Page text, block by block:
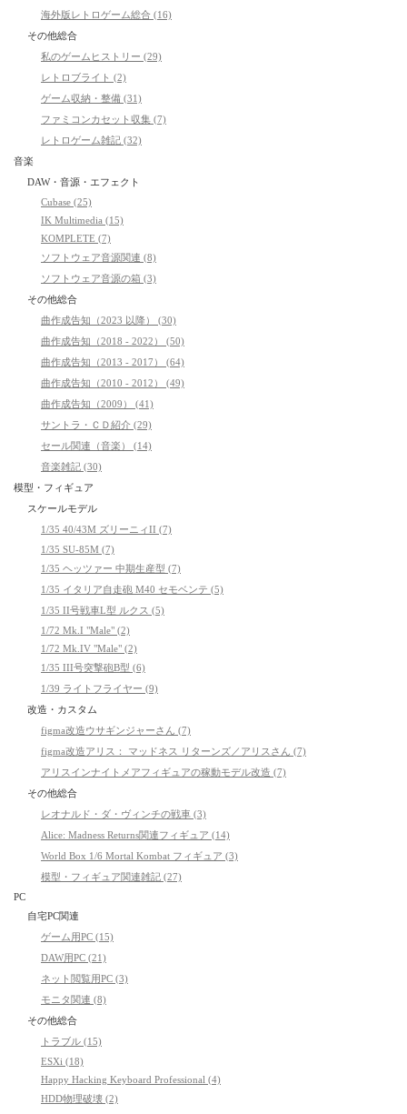
海外版レトロゲーム総合 (16)
その他総合
私のゲームヒストリー (29)
レトロブライト (2)
ゲーム収納・整備 (31)
ファミコンカセット収集 (7)
レトロゲーム雑記 (32)
音楽
DAW・音源・エフェクト
Cubase (25)
IK Multimedia (15)
KOMPLETE (7)
ソフトウェア音源関連 (8)
ソフトウェア音源の箱 (3)
その他総合
曲作成告知（2023 以降） (30)
曲作成告知（2018 - 2022） (50)
曲作成告知（2013 - 2017） (64)
曲作成告知（2010 - 2012） (49)
曲作成告知（2009） (41)
サントラ・ＣＤ紹介 (29)
セール関連（音楽） (14)
音楽雑記 (30)
模型・フィギュア
スケールモデル
1/35 40/43M ズリーニィII (7)
1/35 SU-85M (7)
1/35 ヘッツァー 中期生産型 (7)
1/35 イタリア自走砲 M40 セモベンテ (5)
1/35 II号戦車L型 ルクス (5)
1/72 Mk.I "Male" (2)
1/72 Mk.IV "Male" (2)
1/35 III号突撃砲B型 (6)
1/39 ライトフライヤー (9)
改造・カスタム
figma改造ウサギンジャーさん (7)
figma改造アリス： マッドネス リターンズ／アリスさん (7)
アリスインナイトメアフィギュアの稼動モデル改造 (7)
その他総合
レオナルド・ダ・ヴィンチの戦車 (3)
Alice: Madness Returns関連フィギュア (14)
World Box 1/6 Mortal Kombat フィギュア (3)
模型・フィギュア関連雑記 (27)
PC
自宅PC関連
ゲーム用PC (15)
DAW用PC (21)
ネット閲覧用PC (3)
モニタ関連 (8)
その他総合
トラブル (15)
ESXi (18)
Happy Hacking Keyboard Professional (4)
HDD物理破壊 (2)